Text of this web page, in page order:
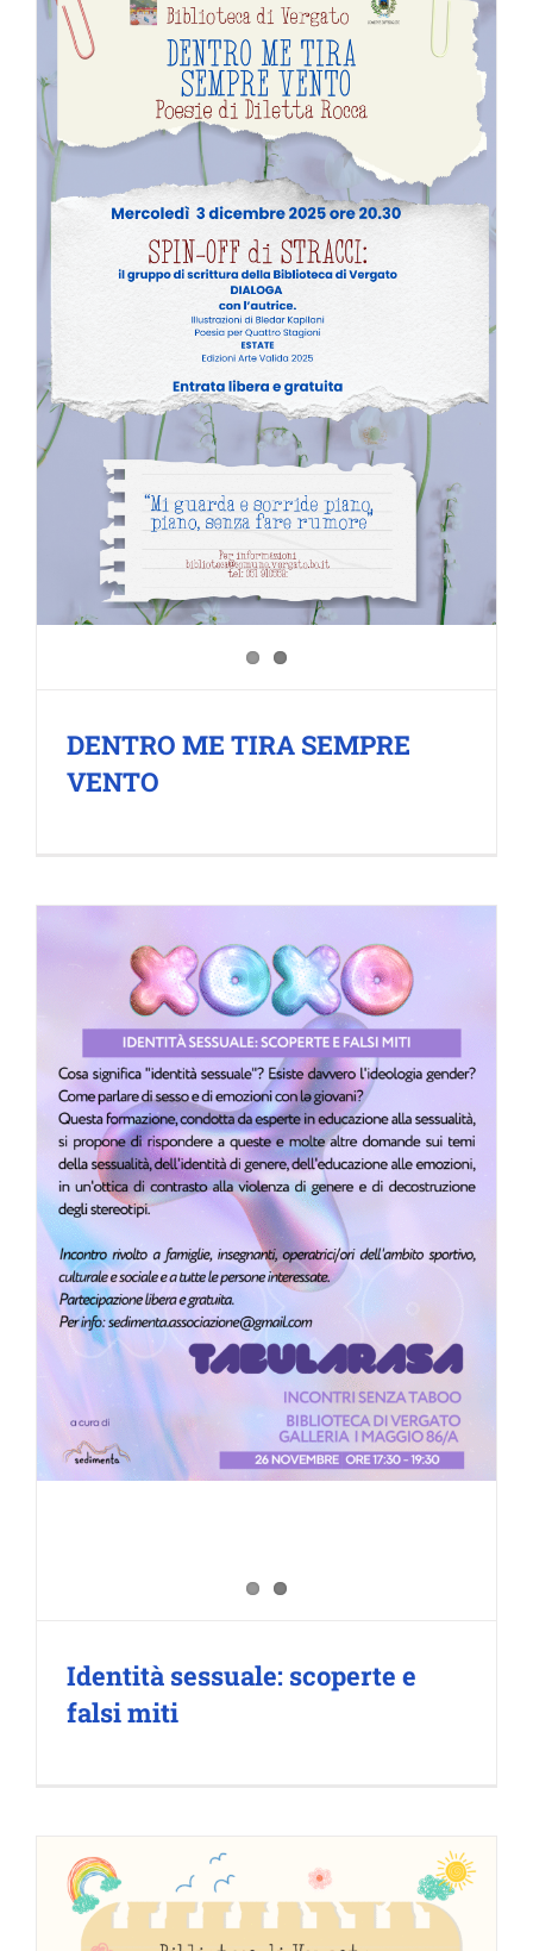
DENTRO ME TIRA SEMPRE
VENTO
Identità sessuale: scoperte e
falsi miti